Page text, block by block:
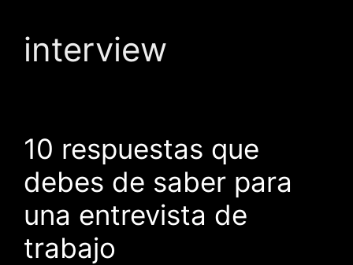
interview
10 respuestas que
debes de saber para
una entrevista de
trabajo